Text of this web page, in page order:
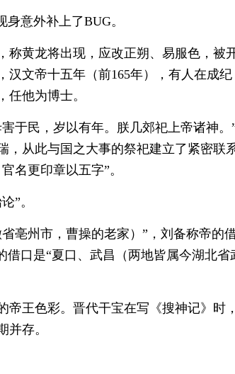
意外补上了BUG。
称黄龙将出现，应改正朔、易服色，被
文帝十五年（前165年），有人在成纪
他为博士。
于民，岁以有年。朕几郊祀上帝诸神。
从此与国之大事的祭祀建立了紧密联
名更印章以五字”。
”。
亳州市，曹操的老家）”，刘备称帝的
口是“夏口、武昌（两地皆属今湖北省
帝王色彩。晋代干宝在写《搜神记》时
存。